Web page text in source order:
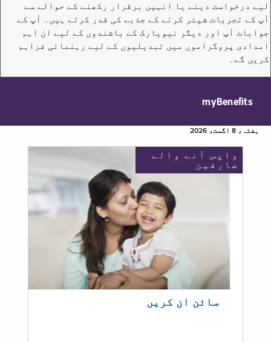
لیے درخواست دینے یا انہیں برقرار رکھنے کے حوالے سے
آپ کے تجربات شیئر کرنے کے جذبے کی قدر کرتے ہیں۔ آپ کے
جوابات آپ اور دیگر نیویارک کے باشندوں کے لیے ان اہم
امدادی پروگراموں میں تبدیلیوں کے لیے رہنمائی فراہم
کریں گے۔
myBenefits
ہفتہ، 8 اگست، 2026
واپس آنے والے
صارفین
سائن ان کریں